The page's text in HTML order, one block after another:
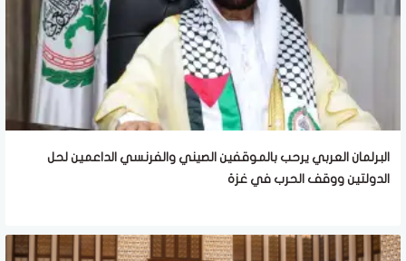
البرلمان العربي يرحب بالموقفين الصيني والفرنسي الداعمين لحل
الدولتين ووقف الحرب في غزة